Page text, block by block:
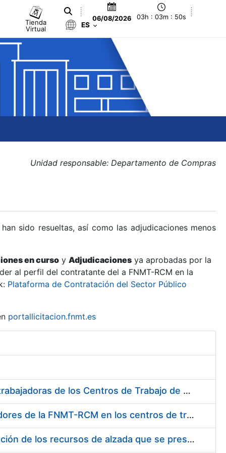
Tienda
Virtual
06/08/2026 03h : 03m : 51s
ES
Unidad responsable: Departamento de Compras
sido resueltas, así como las adjudicaciones menos
en curso y Adjudicaciones ya aprobadas por la
al perfil del contratante del a FNMT-RCM en la
Plataforma de Contratación del Sector Público
portallicitacion.fnmt.es
Suministro de Protectores Auditivos a medida para las personas trabajadoras de los Centros de Trabajo de Madrid y Burgos
Suministro de gafas graduadas antiproyecciones para los trabajadores de la FNMT-RCM en los centros de trabajo de Madrid y Burgos
Servicios de una empresa externa para el asesoramiento y resolución de los recursos de alzada que se presentan relacionados con procesos de selección para la FNMT-RCM